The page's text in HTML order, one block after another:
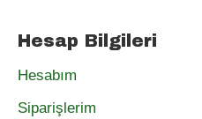
Hesap Bilgileri
Hesabım
Siparişlerim